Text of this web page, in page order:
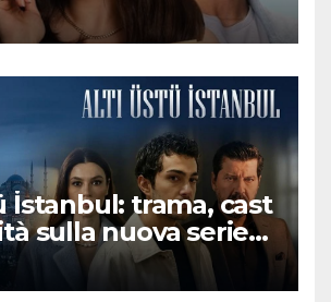
turca che
il pubblico
İstanbul: trama, cast
sulla nuova serie
a Ziyanker